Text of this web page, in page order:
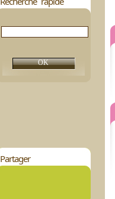
Partager